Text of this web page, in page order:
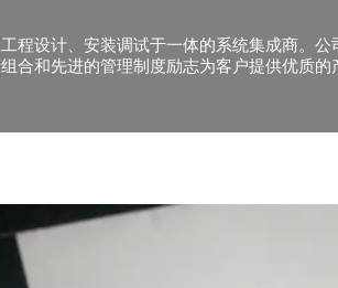
程设计、安装调试于一体的系统集成商。
合和先进的管理制度励志为客户提供优质的